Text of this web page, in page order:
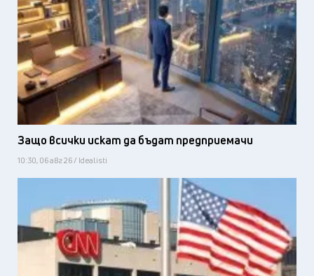
Защо всички искат да бъдат предприемачи
10:30, 06 авг 26 / Idealisti